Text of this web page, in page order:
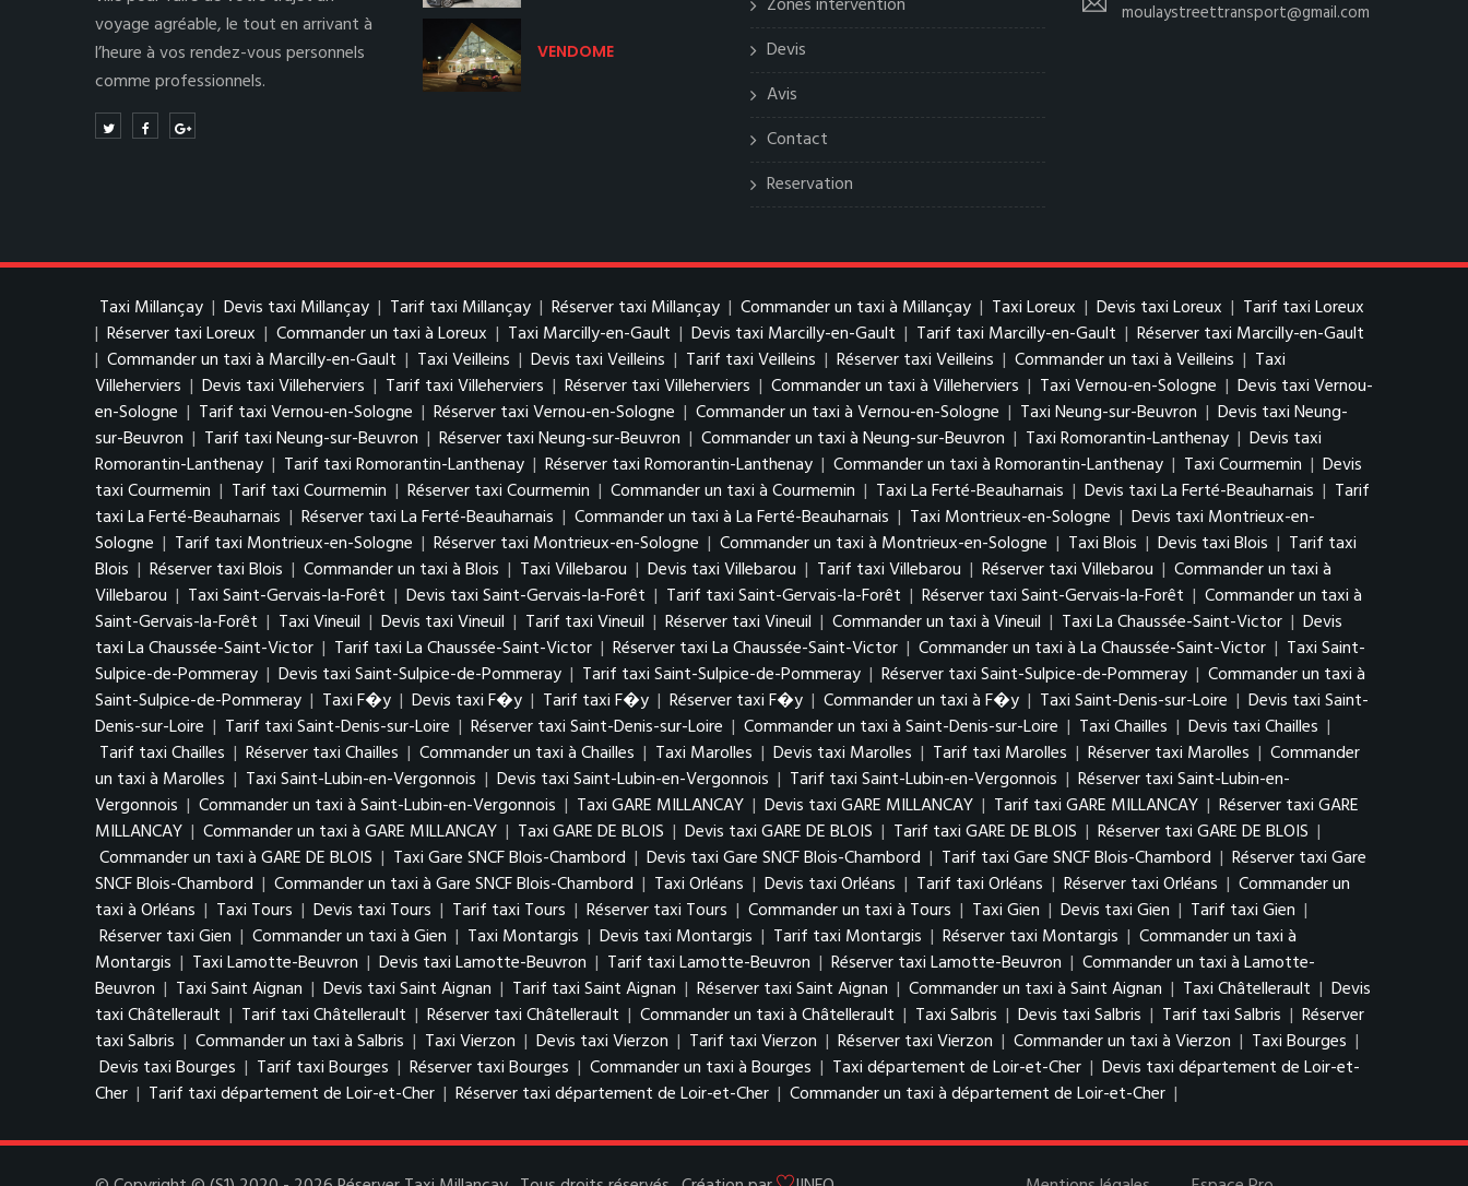
voyage agréable, le tout en arrivant à
l’heure à vos rendez-vous personnels
comme professionnels.
VENDOME
Devis
Avis
Contact
Reservation
moulaystreettransport@gmail.com
Taxi Millançay | Devis taxi Millançay | Tarif taxi Millançay | Réserver taxi Millançay | Commander un taxi à Millançay | Taxi Loreux | Devis taxi Loreux | Tarif taxi Loreux
| Réserver taxi Loreux | Commander un taxi à Loreux | Taxi Marcilly-en-Gault | Devis taxi Marcilly-en-Gault | Tarif taxi Marcilly-en-Gault | Réserver taxi Marcilly-en-Gault
| Commander un taxi à Marcilly-en-Gault | Taxi Veilleins | Devis taxi Veilleins | Tarif taxi Veilleins | Réserver taxi Veilleins | Commander un taxi à Veilleins | Taxi
Villeherviers | Devis taxi Villeherviers | Tarif taxi Villeherviers | Réserver taxi Villeherviers | Commander un taxi à Villeherviers | Taxi Vernou-en-Sologne | Devis taxi Vernou-
en-Sologne | Tarif taxi Vernou-en-Sologne | Réserver taxi Vernou-en-Sologne | Commander un taxi à Vernou-en-Sologne | Taxi Neung-sur-Beuvron | Devis taxi Neung-
sur-Beuvron | Tarif taxi Neung-sur-Beuvron | Réserver taxi Neung-sur-Beuvron | Commander un taxi à Neung-sur-Beuvron | Taxi Romorantin-Lanthenay | Devis taxi
Romorantin-Lanthenay | Tarif taxi Romorantin-Lanthenay | Réserver taxi Romorantin-Lanthenay | Commander un taxi à Romorantin-Lanthenay | Taxi Courmemin | Devis
taxi Courmemin | Tarif taxi Courmemin | Réserver taxi Courmemin | Commander un taxi à Courmemin | Taxi La Ferté-Beauharnais | Devis taxi La Ferté-Beauharnais | Tarif
taxi La Ferté-Beauharnais | Réserver taxi La Ferté-Beauharnais | Commander un taxi à La Ferté-Beauharnais | Taxi Montrieux-en-Sologne | Devis taxi Montrieux-en-
Sologne | Tarif taxi Montrieux-en-Sologne | Réserver taxi Montrieux-en-Sologne | Commander un taxi à Montrieux-en-Sologne | Taxi Blois | Devis taxi Blois | Tarif taxi
Blois | Réserver taxi Blois | Commander un taxi à Blois | Taxi Villebarou | Devis taxi Villebarou | Tarif taxi Villebarou | Réserver taxi Villebarou | Commander un taxi à
Villebarou | Taxi Saint-Gervais-la-Forêt | Devis taxi Saint-Gervais-la-Forêt | Tarif taxi Saint-Gervais-la-Forêt | Réserver taxi Saint-Gervais-la-Forêt | Commander un taxi à
Saint-Gervais-la-Forêt | Taxi Vineuil | Devis taxi Vineuil | Tarif taxi Vineuil | Réserver taxi Vineuil | Commander un taxi à Vineuil | Taxi La Chaussée-Saint-Victor | Devis
taxi La Chaussée-Saint-Victor | Tarif taxi La Chaussée-Saint-Victor | Réserver taxi La Chaussée-Saint-Victor | Commander un taxi à La Chaussée-Saint-Victor | Taxi Saint-
Sulpice-de-Pommeray | Devis taxi Saint-Sulpice-de-Pommeray | Tarif taxi Saint-Sulpice-de-Pommeray | Réserver taxi Saint-Sulpice-de-Pommeray | Commander un taxi à
Saint-Sulpice-de-Pommeray | Taxi F�y | Devis taxi F�y | Tarif taxi F�y | Réserver taxi F�y | Commander un taxi à F�y | Taxi Saint-Denis-sur-Loire | Devis taxi Saint-
Denis-sur-Loire | Tarif taxi Saint-Denis-sur-Loire | Réserver taxi Saint-Denis-sur-Loire | Commander un taxi à Saint-Denis-sur-Loire | Taxi Chailles | Devis taxi Chailles |
Tarif taxi Chailles | Réserver taxi Chailles | Commander un taxi à Chailles | Taxi Marolles | Devis taxi Marolles | Tarif taxi Marolles | Réserver taxi Marolles | Commander
un taxi à Marolles | Taxi Saint-Lubin-en-Vergonnois | Devis taxi Saint-Lubin-en-Vergonnois | Tarif taxi Saint-Lubin-en-Vergonnois | Réserver taxi Saint-Lubin-en-
Vergonnois | Commander un taxi à Saint-Lubin-en-Vergonnois | Taxi GARE MILLANCAY | Devis taxi GARE MILLANCAY | Tarif taxi GARE MILLANCAY | Réserver taxi GARE
MILLANCAY | Commander un taxi à GARE MILLANCAY | Taxi GARE DE BLOIS | Devis taxi GARE DE BLOIS | Tarif taxi GARE DE BLOIS | Réserver taxi GARE DE BLOIS |
Commander un taxi à GARE DE BLOIS | Taxi Gare SNCF Blois-Chambord | Devis taxi Gare SNCF Blois-Chambord | Tarif taxi Gare SNCF Blois-Chambord | Réserver taxi Gare
SNCF Blois-Chambord | Commander un taxi à Gare SNCF Blois-Chambord | Taxi Orléans | Devis taxi Orléans | Tarif taxi Orléans | Réserver taxi Orléans | Commander un
taxi à Orléans | Taxi Tours | Devis taxi Tours | Tarif taxi Tours | Réserver taxi Tours | Commander un taxi à Tours | Taxi Gien | Devis taxi Gien | Tarif taxi Gien |
Réserver taxi Gien | Commander un taxi à Gien | Taxi Montargis | Devis taxi Montargis | Tarif taxi Montargis | Réserver taxi Montargis | Commander un taxi à
Montargis | Taxi Lamotte-Beuvron | Devis taxi Lamotte-Beuvron | Tarif taxi Lamotte-Beuvron | Réserver taxi Lamotte-Beuvron | Commander un taxi à Lamotte-
Beuvron | Taxi Saint Aignan | Devis taxi Saint Aignan | Tarif taxi Saint Aignan | Réserver taxi Saint Aignan | Commander un taxi à Saint Aignan | Taxi Châtellerault | Devis
taxi Châtellerault | Tarif taxi Châtellerault | Réserver taxi Châtellerault | Commander un taxi à Châtellerault | Taxi Salbris | Devis taxi Salbris | Tarif taxi Salbris | Réserver
taxi Salbris | Commander un taxi à Salbris | Taxi Vierzon | Devis taxi Vierzon | Tarif taxi Vierzon | Réserver taxi Vierzon | Commander un taxi à Vierzon | Taxi Bourges |
Devis taxi Bourges | Tarif taxi Bourges | Réserver taxi Bourges | Commander un taxi à Bourges | Taxi département de Loir-et-Cher | Devis taxi département de Loir-et-
Cher | Tarif taxi département de Loir-et-Cher | Réserver taxi département de Loir-et-Cher | Commander un taxi à département de Loir-et-Cher |